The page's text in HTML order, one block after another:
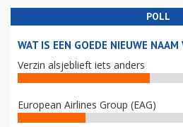
POLL
WAT IS EEN GOEDE NIEUWE
Verzin alsjeblieft iets anders
European Airlines Group (EAG)